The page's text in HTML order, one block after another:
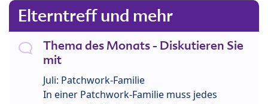
Elterntreff und mehr
Thema des Monats - Diskutieren Sie
mit
Juli: Patchwork-Familie
In einer Patchwork-Familie muss jedes